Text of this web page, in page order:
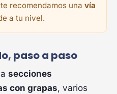
recomendamos una vía
a tu nivel.
paso a paso
secciones
con grapas, varios